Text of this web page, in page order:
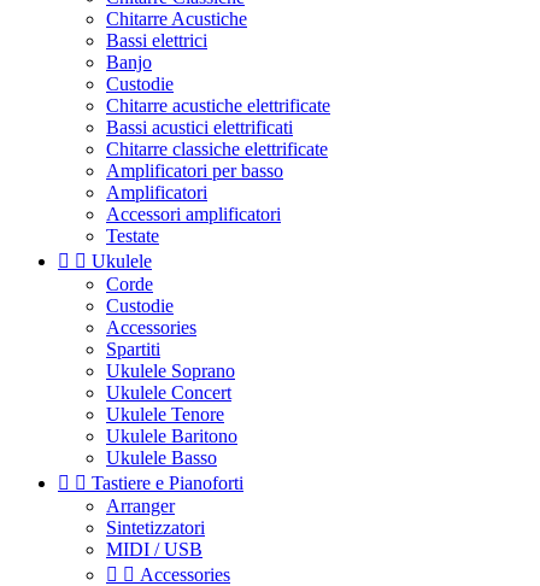
Chitarre Acustiche
Bassi elettrici
Banjo
Custodie
Chitarre acustiche elettrificate
Bassi acustici elettrificati
Chitarre classiche elettrificate
Amplificatori per basso
Amplificatori
Accessori amplificatori
Testate
  Ukulele
Corde
Custodie
Accessories
Spartiti
Ukulele Soprano
Ukulele Concert
Ukulele Tenore
Ukulele Baritono
Ukulele Basso
  Tastiere e Pianoforti
Arranger
Sintetizzatori
MIDI / USB
  Accessories